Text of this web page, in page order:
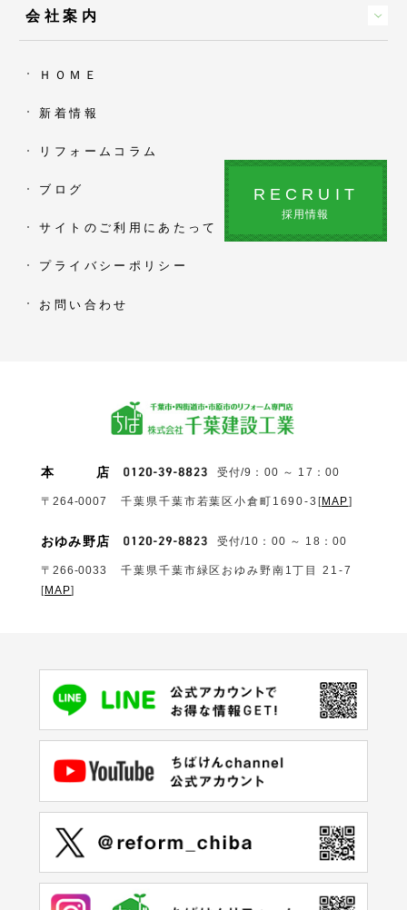
会社案内
ＨＯＭＥ
新着情報
リフォームコラム
ブログ
サイトのご利用にあたって
プライバシーポリシー
お問い合わせ
RECRUIT
採用情報
本 店 受付/9：00 ～ 17：00
〒264-0007 千葉県千葉市若葉区小倉町1690‐3 [MAP]
おゆみ野店 受付/10：00 ～ 18：00
〒266-0033
千葉県千葉市緑区おゆみ野南1丁目 21-7
[MAP]